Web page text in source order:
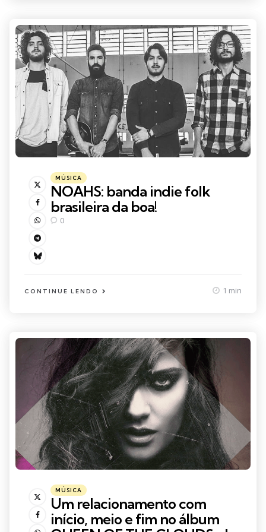
Categorias
Posted
in
MÚSICA
NOAHS: banda indie folk
brasileira da boa!
0
CONTINUE LENDO 1 min
Categorias
Posted
in
MÚSICA
Um relacionamento com
início, meio e fim no álbum